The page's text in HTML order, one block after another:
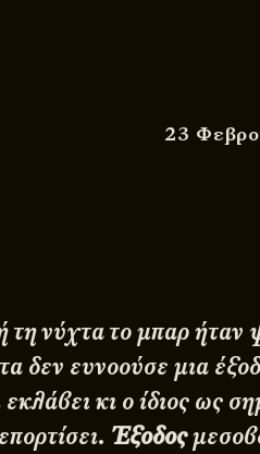
23
τη νύχτα το μπαρ ήταν
δεν ευνοούσε μια
εκλάβει κι ο ίδιος ως
Έξοδος